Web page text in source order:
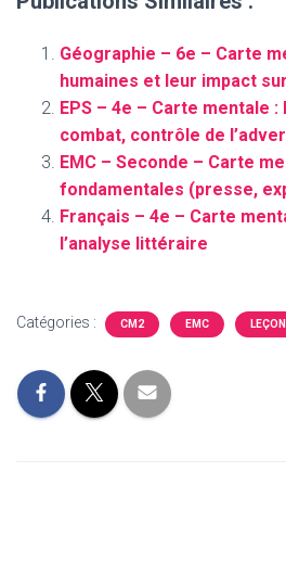
Géographie – 6e – Carte
humaines et leur impact
EPS – 4e – Carte mentale :
combat, contrôle de
EMC – Seconde – Carte
fondamentales (presse,
Français – 4e – Carte
l’analyse littéraire
Catégories : CM2 EMC LEÇON